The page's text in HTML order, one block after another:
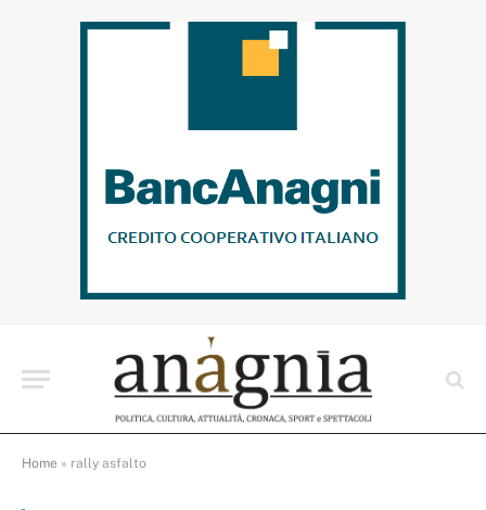
Home » rally asfalto